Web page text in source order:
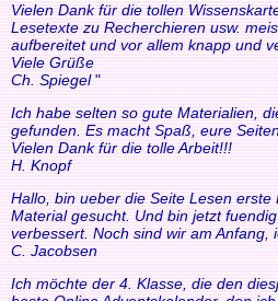
Vielen Dank für die tollen
Lesetexte zu Recherchieren usw.
aufbereitet und vor allem knapp und
Viele Grüße
Ch. Spiegel"
Ich habe selten so gute Materialien,
gefunden. Es macht Spaß, eure
Vielen Dank für die tolle Arbeit!!!
H. Knopf
Hallo, bin ueber die Seite Lesen
Material gesucht. Und bin jetzt
verbessert. Noch sind wir am
C. Jacobsen
Ich möchte der 4. Klasse, die den